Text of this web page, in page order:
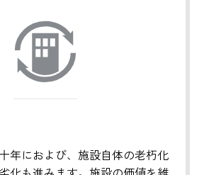
年におよび、施設自体の老朽化